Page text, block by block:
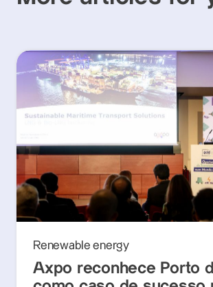
Renewable energy
Axpo reconhece Porto